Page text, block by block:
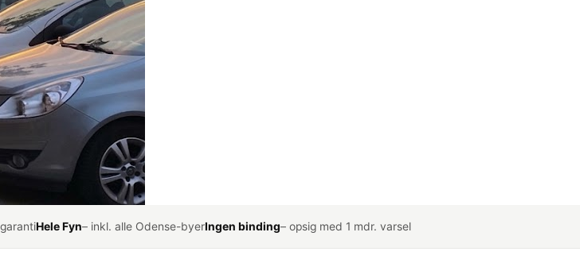
Hele Fyn– inkl. alle Odense-byerIngen binding– opsig med 1 mdr. varsel